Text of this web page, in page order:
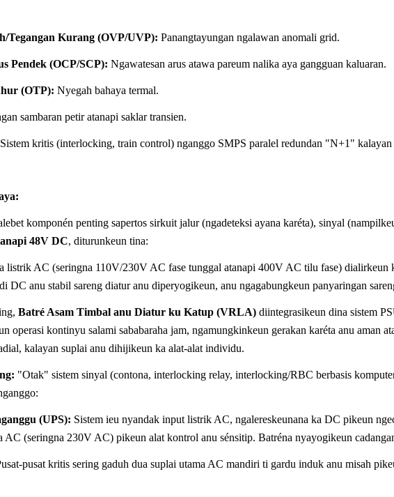
Tegangan Kurang (OVP/UVP): Panangtayungan ngalawan anomali grid.
Pendek (OCP/SCP): Ngawatesan arus atawa pareum nalika aya gangguan kaluaran.
(OTP): Nyegah bahaya termal.
sambaran petir atanapi saklar transien.
Sistem kritis (interlocking, train control) nganggo SMPS paralel redundan "N+1"
komponén penting sapertos sirkuit jalur (ngadeteksi ayana karéta), sinyal
48V DC, diturunkeun tina:
listrik AC (seringna 110V/230V AC fase tunggal atanapi 400V AC tilu fase) dialirkeun
DC anu stabil sareng diatur anu diperyogikeun, anu ngagabungkeun panyaringan
Batré Asam Timbal anu Diatur ku Katup (VRLA) diintegrasikeun dina sistem
operasi kontinyu salami sababaraha jam, ngamungkinkeun gerakan karéta anu aman
kalayan suplai anu dihijikeun ka alat-alat individu.
"Otak" sistem sinyal (contona, interlocking relay, interlocking/RBC berbasis
(UPS): Sistem ieu nyandak input listrik AC, ngalereskeunana ka DC pikeun
(seringna 230V AC) pikeun alat kontrol anu sénsitip. Batréna nyayogikeun
pusat kritis sering gaduh dua suplai utama AC mandiri ti gardu induk anu misah